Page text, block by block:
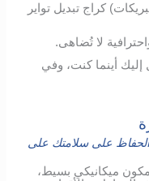
كراج تبديل تواير
لا تُضاهى.
إليك أينما كنت، وفي
على سلامتك على
مكون ميكانيكي بسيط،